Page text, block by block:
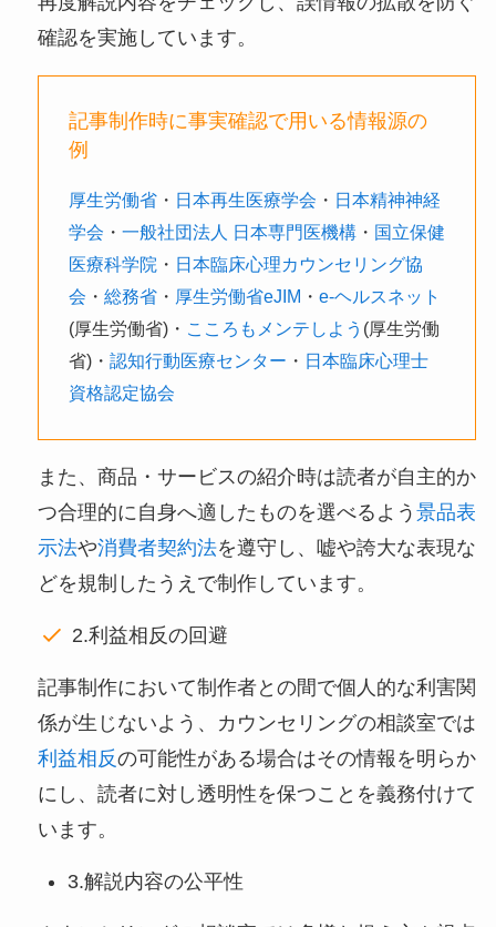
確認を実施しています。
記事制作時に事実確認で用いる情報源の
例
厚生労働省・ 日本再生医療学会 ・ 日本精神神経
学会 ・ 一般社団法人 日本専門医機構・ 国立保健
医療科学院 ・ 日本臨床心理カウンセリング協
会 ・ 総務省・ 厚生労働省eJIM ・ e-ヘルスネット
(厚生労働省)・ こころもメンテしよう (厚生労働
省)・ 認知行動医療センター ・ 日本臨床心理士
資格認定協会
また、商品・サービスの紹介時は読者が自主的か
つ合理的に自身へ適したものを選べるよう 景品表
示法や消費者契約法を遵守し、嘘や誇大な表現な
どを規制したうえで制作しています。
2.利益相反の回避
記事制作において制作者との間で個人的な利害関
係が生じないよう、カウンセリングの相談室では
利益相反の可能性がある場合はその情報を明らか
にし、読者に対し透明性を保つことを義務付けて
います。
3.解説内容の公平性